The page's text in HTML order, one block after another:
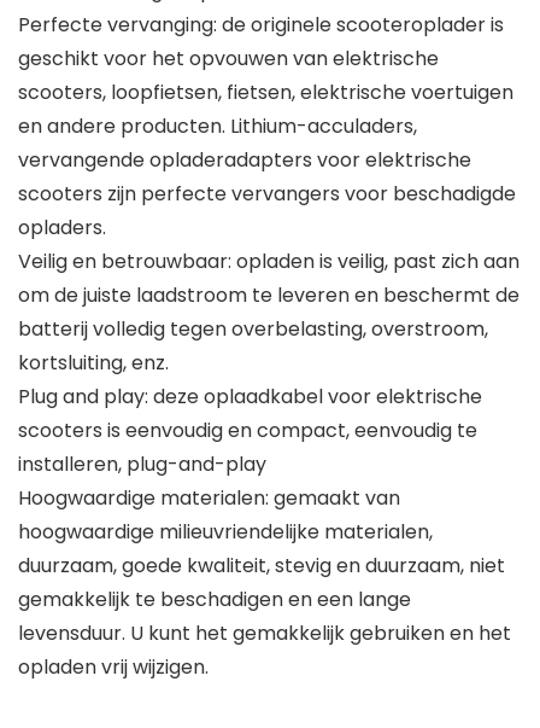
Perfecte vervanging: de originele scooteroplader is
geschikt voor het opvouwen van elektrische
scooters, loopfietsen, fietsen, elektrische voertuigen
en andere producten. Lithium-acculaders,
vervangende opladeradapters voor elektrische
scooters zijn perfecte vervangers voor beschadigde
opladers.
Veilig en betrouwbaar: opladen is veilig, past zich aan
om de juiste laadstroom te leveren en beschermt de
batterij volledig tegen overbelasting, overstroom,
kortsluiting, enz.
Plug and play: deze oplaadkabel voor elektrische
scooters is eenvoudig en compact, eenvoudig te
installeren, plug-and-play
Hoogwaardige materialen: gemaakt van
hoogwaardige milieuvriendelijke materialen,
duurzaam, goede kwaliteit, stevig en duurzaam, niet
gemakkelijk te beschadigen en een lange
levensduur. U kunt het gemakkelijk gebruiken en het
opladen vrij wijzigen.